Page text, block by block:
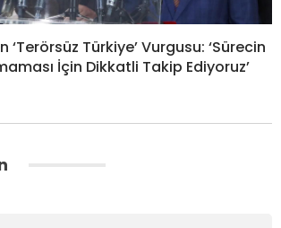
‘Terörsüz Türkiye’ Vurgusu: ‘Sürecin
İçin Dikkatli Takip Ediyoruz’